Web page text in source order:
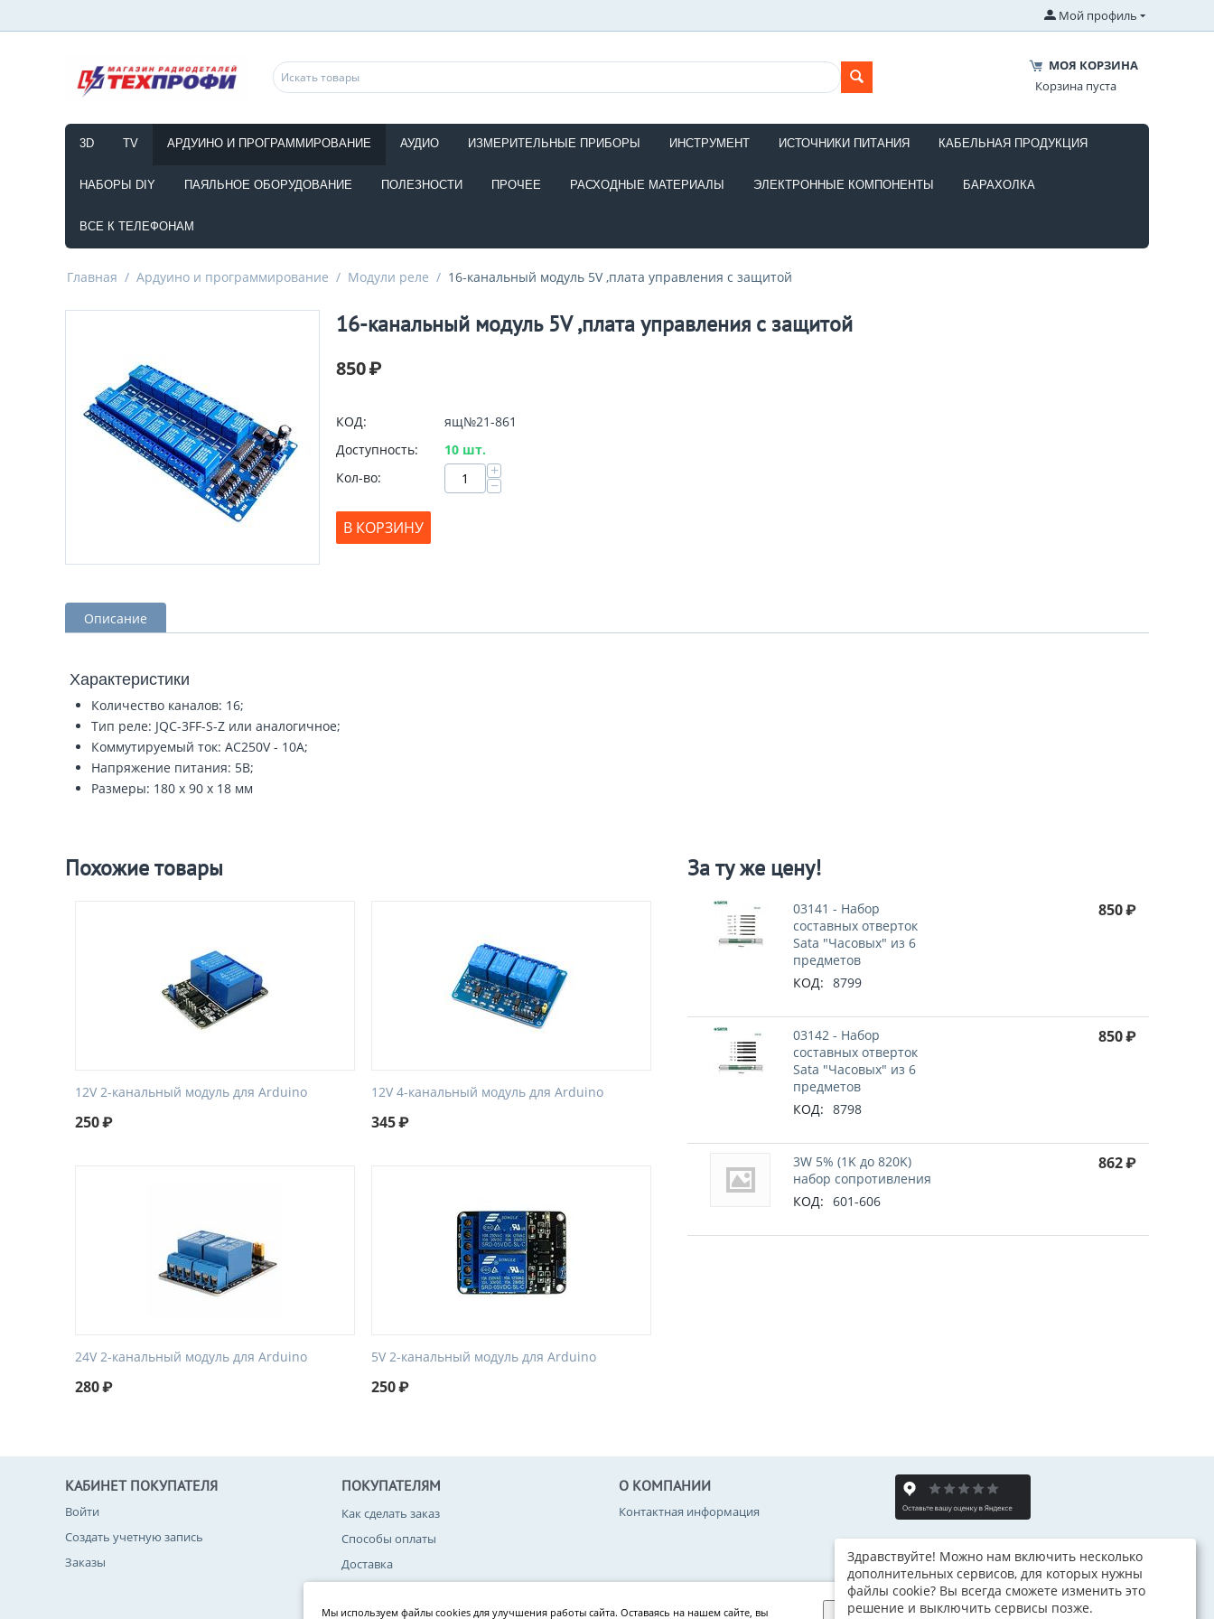
Мой профиль
МОЯ КОРЗИНА
Корзина пуста
3D TV АРДУИНО И ПРОГРАММИРОВАНИЕ АУДИО ИЗМЕРИТЕЛЬНЫЕ ПРИБОРЫ ИНСТРУМЕНТ ИСТОЧНИКИ ПИТАНИЯ КАБЕЛЬНАЯ ПРОДУКЦИЯ
НАБОРЫ DIY ПАЯЛЬНОЕ ОБОРУДОВАНИЕ ПОЛЕЗНОСТИ ПРОЧЕЕ РАСХОДНЫЕ МАТЕРИАЛЫ ЭЛЕКТРОННЫЕ КОМПОНЕНТЫ БАРАХОЛКА
ВСЕ К ТЕЛЕФОНАМ
Главная / Ардуино и программирование / Модули реле / 16-канальный модуль 5V ,плата управления с защитой
16-канальный модуль 5V ,плата управления с защитой
850₽
КОД:
ящ№21-861
Доступность:
10 шт.
Кол-во:
+
−
В КОРЗИНУ
Описание
Характеристики
Количество каналов: 16;
Тип реле: JQC-3FF-S-Z или аналогичное;
Коммутируемый ток: AC250V - 10A;
Напряжение питания: 5В;
Размеры: 180 x 90 x 18 мм
Похожие товары
12V 2-канальный модуль для Arduino
250₽
12V 4-канальный модуль для Arduino
345₽
24V 2-канальный модуль для Arduino
280₽
5V 2-канальный модуль для Arduino
250₽
За ту же цену!
03141 - Набор
составных отверток
Sata "Часовыx" из 6
предметов
КОД: 8799
850₽
03142 - Набор
составных отверток
Sata "Часовыx" из 6
предметов
КОД: 8798
850₽
3W 5% (1K до 820K)
набор сопротивления
КОД: 601-606
862₽
КАБИНЕТ ПОКУПАТЕЛЯ
Войти
Создать учетную запись
Заказы
ПОКУПАТЕЛЯМ
Как сделать заказ
Способы оплаты
Доставка
Политика конфиденциальности
О КОМПАНИИ
Контактная информация
Мы используем файлы cookies для улучшения работы сайта. Оставаясь на нашем сайте, вы
Здравствуйте! Можно нам включить несколько
дополнительных сервисов, для которых нужны
файлы cookie? Вы всегда сможете изменить это
решение и выключить сервисы позже.